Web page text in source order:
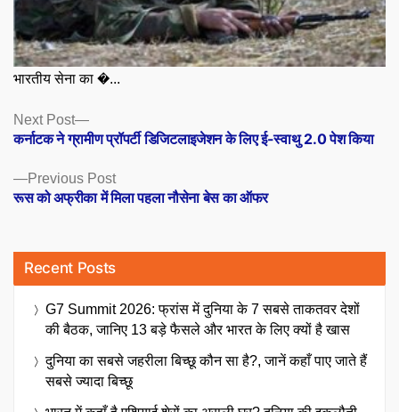
भारतीय सेना का �...
Posts
navigation
Previous PostPrevious
post:
रूस को अफ्रीका में मिला पहला नौसेना बेस का ऑफर
Next Post
Next
post:
कर्नाटक ने ग्रामीण प्रॉपर्टी डिजिटलाइजेशन के लिए ई-स्वाथु 2.0 पेश किया
Recent Posts
G7 Summit 2026: फ्रांस में दुनिया के 7 सबसे ताकतवर देशों
की बैठक, जानिए 13 बड़े फैसले और भारत के लिए क्यों है खास
दुनिया का सबसे जहरीला बिच्छू कौन सा है?, जानें कहाँ पाए जाते हैं
सबसे ज्यादा बिच्छू